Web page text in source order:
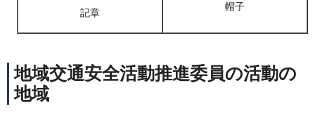
記章
帽子
地域交通安全活動推進委員の活動の
地域